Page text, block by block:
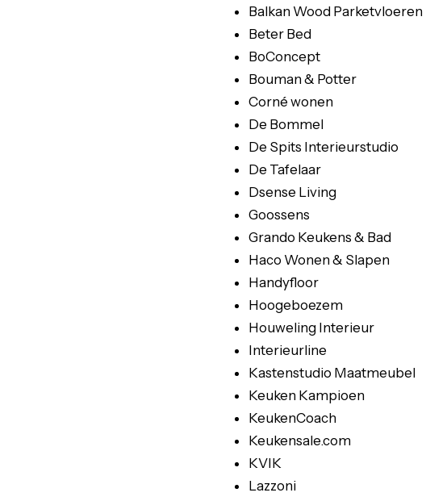
Balkan Wood Parketvloeren
Beter Bed
BoConcept
Bouman & Potter
Corné wonen
De Bommel
De Spits Interieurstudio
De Tafelaar
Dsense Living
Goossens
Grando Keukens & Bad
Haco Wonen & Slapen
Handyfloor
Hoogeboezem
Houweling Interieur
Interieurline
Kastenstudio Maatmeubel
Keuken Kampioen
KeukenCoach
Keukensale.com
KVIK
Lazzoni